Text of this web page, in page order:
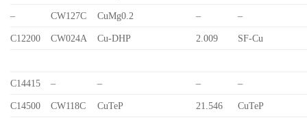
– CW127C CuMg0.2 – –
C12200 CW024A Cu-DHP 2.009 SF-Cu
C14415 – – – –
C14500 CW118C CuTeP 21.546 CuTeP